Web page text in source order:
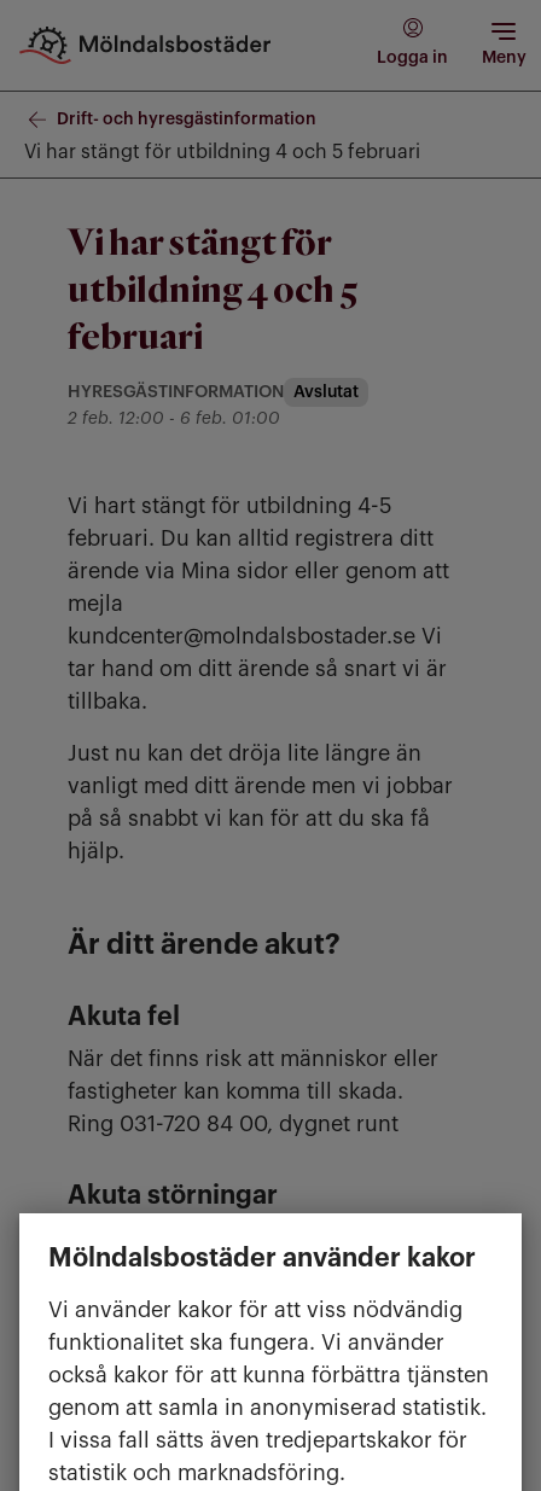
Mölndalsbostäder använder kakor
Vi använder kakor för att viss nödvändig
funktionalitet ska fungera. Vi använder
också kakor för att kunna förbättra tjänsten
genom att samla in anonymiserad statistik.
I vissa fall sätts även tredjepartskakor för
statistik och marknadsföring.
Logga in Meny
Drift- och hyresgästinformation
Vi har stängt för utbildning 4 och 5 februari
Vi har stängt för
utbildning 4 och 5
februari
HYRESGÄSTINFORMATION
Kategori: Hyresgästinformation
Avslutat
2 feb. 12:00 till
- 6 feb. 01:00
Vi hart stängt för utbildning 4-5
februari. Du kan alltid registrera ditt
ärende via Mina sidor eller genom att
mejla
kundcenter@molndalsbostader.se Vi
tar hand om ditt ärende så snart vi är
tillbaka.
Just nu kan det dröja lite längre än
vanligt med ditt ärende men vi jobbar
på så snabbt vi kan för att du ska få
hjälp.
Är ditt ärende akut?
Akuta fel
När det finns risk att människor eller
fastigheter kan komma till skada.
Ring 031-720 84 00, dygnet runt
Akuta störningar
00
Övrig tid, ring vår störningsjour 031-
720 84 50
Vid fara för liv
Ring 112, SOS alarm